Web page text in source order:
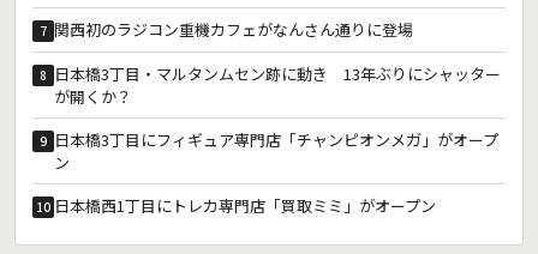
7 関西初のラジコン重機カフェがなんさん通りに登場
8 日本橋3丁目・マルタンムセン跡に動き 13年ぶりにシャッター
が開くか？
9 日本橋3丁目にフィギュア専門店「チャンピオンメガ」がオープ
ン
10 日本橋西1丁目にトレカ専門店「買取ミミ」がオープン